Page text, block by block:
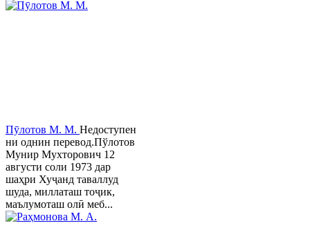
Пӯлотов М. М. Недоступен
ни однин перевод.Пўлотов
Мунир Мухторович 12
августи соли 1973 дар
шаҳри Хуҷанд таваллуд
шуда, миллаташ тоҷик,
маълумоташ олӣ меб...